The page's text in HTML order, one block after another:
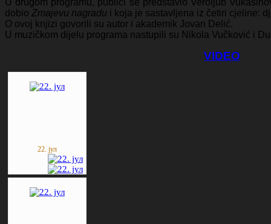
U drugom programu, publici se predstavio Veroljub
dobio Zmajevu nagradu i koja je sastavljena iz četiri cjeline:
O ovoj knjizi govorili su autor i akademik Jovan Delić.
U muzičkom dijelu programa nastupili su Nikola Vučković i
VIDEO
22. јул